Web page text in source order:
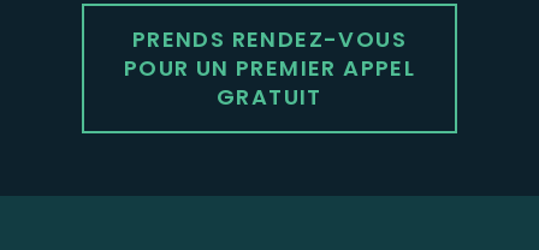
PRENDS RENDEZ-VOUS
POUR UN PREMIER APPEL
GRATUIT